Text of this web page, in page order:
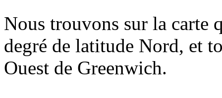
Nous trouvons sur la carte
degré de latitude Nord, et
Ouest de Greenwich.